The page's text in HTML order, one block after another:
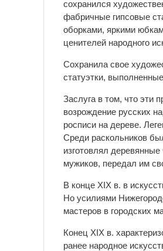
сохранился
фабричные гипсовые
оборками, яркими
ценителей народного
Сохранила свое
статуэтки,
Заслуга в том, что
возрождение русских
росписи на дереве.
Среди раскольников
изготовлял
мужиков, передал им
В конце XIX в. в
Но усилиями
мастеров в городских
Конец XIX в.
ранее народное